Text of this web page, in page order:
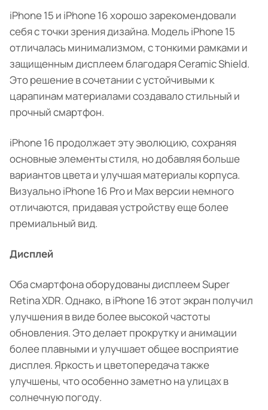
iPhone 15 и iPhone 16 хорошо зарекомендовали
себя с точки зрения дизайна. Модель iPhone 15
отличалась минимализмом, с тонкими рамками и
защищенным дисплеем благодаря Ceramic Shield.
Это решение в сочетании с устойчивыми к
царапинам материалами создавало стильный и
прочный смартфон.
iPhone 16 продолжает эту эволюцию, сохраняя
основные элементы стиля, но добавляя больше
вариантов цвета и улучшая материалы корпуса.
Визуально iPhone 16 Pro и Max версии немного
отличаются, придавая устройству еще более
премиальный вид.
Дисплей
Оба смартфона оборудованы дисплеем Super
Retina XDR. Однако, в iPhone 16 этот экран получил
улучшения в виде более высокой частоты
обновления. Это делает прокрутку и анимации
более плавными и улучшает общее восприятие
дисплея. Яркость и цветопередача также
улучшены, что особенно заметно на улицах в
солнечную погоду.